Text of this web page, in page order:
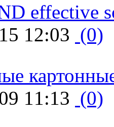
effective
12:03 (0)
11:13 (0)